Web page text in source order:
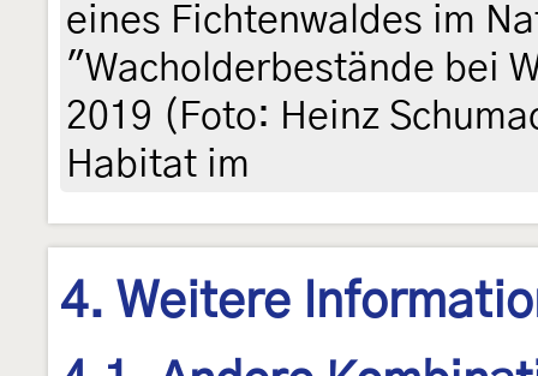
eines Fichtenwaldes im
"Wacholderbestände bei
2019 (Foto: Heinz
Habitat im
4. Weitere